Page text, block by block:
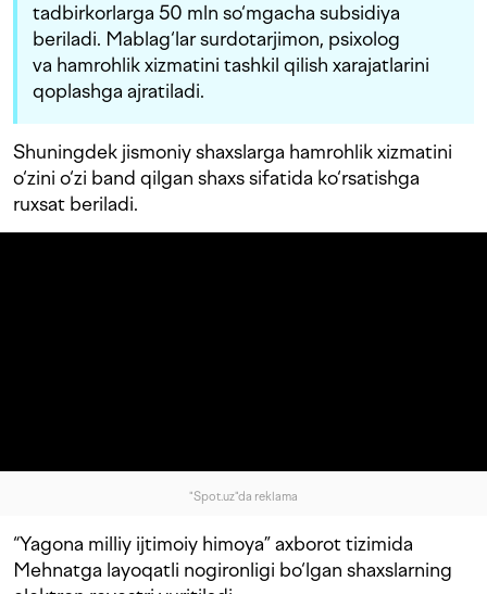
tadbirkorlarga 50 mln so‘mgacha subsidiya
beriladi. Mablag‘lar surdotarjimon, psixolog
va hamrohlik xizmatini tashkil qilish xarajatlarini
qoplashga ajratiladi.
Shuningdek jismoniy shaxslarga hamrohlik xizmatini
o‘zini o‘zi band qilgan shaxs sifatida ko‘rsatishga
ruxsat beriladi.
"Spot.uz"da reklama
“Yagona milliy ijtimoiy himoya” axborot tizimida
Mehnatga layoqatli nogironligi bo‘lgan shaxslarning